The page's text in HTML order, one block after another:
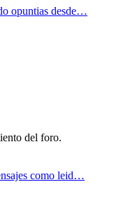
opuntias desde…
del foro.
como leid…